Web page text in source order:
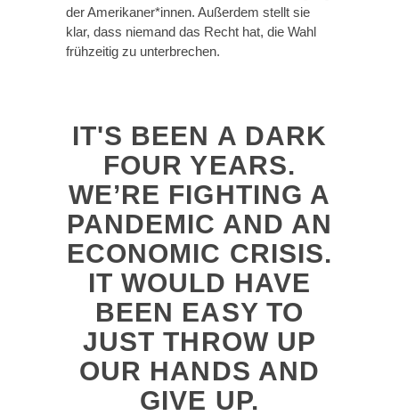
der Amerikaner*innen. Außerdem stellt sie
klar, dass niemand das Recht hat, die Wahl
frühzeitig zu unterbrechen.
IT'S BEEN A DARK
FOUR YEARS.
WE’RE FIGHTING A
PANDEMIC AND AN
ECONOMIC CRISIS.
IT WOULD HAVE
BEEN EASY TO
JUST THROW UP
OUR HANDS AND
GIVE UP.